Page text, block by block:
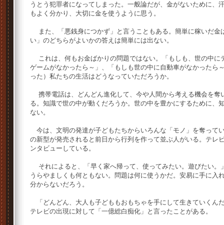
うとう犯罪者になってしまった。一般論だが、金がないために、
もよく分かり、大切に金を使うように思う。
また、「悪銭身につかず」と言うこともある。簡単に稼いだ金
い」のどちらがよいかの答えは簡単には出ない。
これは、何もお金ばかりの問題ではない。「もしも、世の中に
ゲームがなかったら～」、「もしも世の中に自動車がなかったら
った）私たちの生活はどうなっていただろうか。
携帯電話は、どんどん進化して、今や人間から考える機会を奪
る。知識で世の中が動くだろうか。世の中を豊かにするために、
ない。
今は、文明の発達が子どもたちからいろんな「モノ」を奪って
の新型が発売されると前日から行列を作って並ぶ人がいる。テレ
ンタビューしている。
それによると、「早く家へ帰って、使ってみたい。遊びたい。
うらやましくも何ともない。問題は何に使うかだ。安易に手に入
分からないだろう。
「どんどん、大人も子どももおもちゃを手にして生きていくん
テレビの出現に対して「一億総白痴化」と言ったことがある。